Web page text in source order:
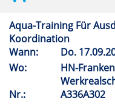
Aqua-Training Für
Koordination
Wann:
Do.
Wo:
HN-
Nr.:
A336A302